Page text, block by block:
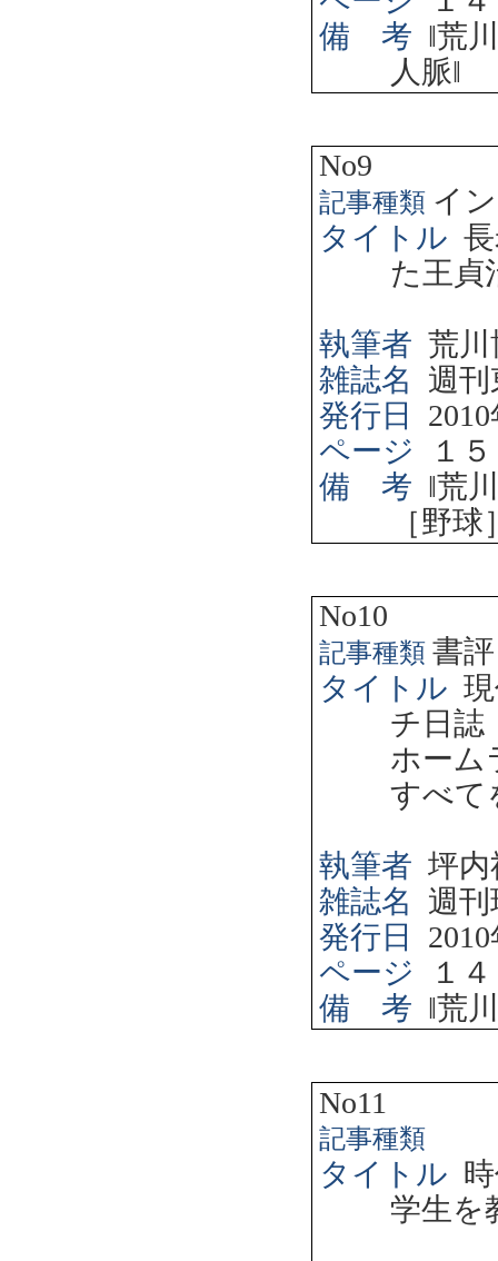
備 考 ‖荒
人脈‖
No9
記事種類 イ
タイトル
た王貞
執筆者 荒川
雑誌名
週
発行日
2010
ページ
１
備 考 ‖荒
［野
No10
記事種類 書評
タイトル
チ日
ホーム
すべて
執筆者 坪内
雑誌名
週刊
発行日
2010
ページ
１
備 考 ‖荒
No11
記事種類
タイトル
学生を